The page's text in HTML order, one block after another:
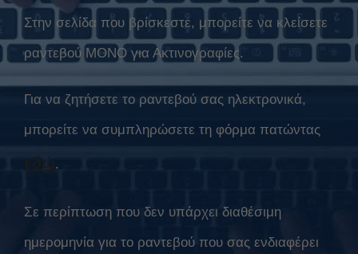
Στην σελίδα που βρίσκεστε, μπορείτε να κλείσετε
ραντεβού ΜΟΝΟ για Ακτινογραφίες.
Για να ζητήσετε το ραντεβού σας ηλεκτρονικά,
μπορείτε να συμπληρώσετε τη φόρμα πατώντας
εδώ.
Σε περίπτωση που δεν υπάρχει διαθέσιμη
ημερομηνία για το ραντεβού που σας ενδιαφέρει